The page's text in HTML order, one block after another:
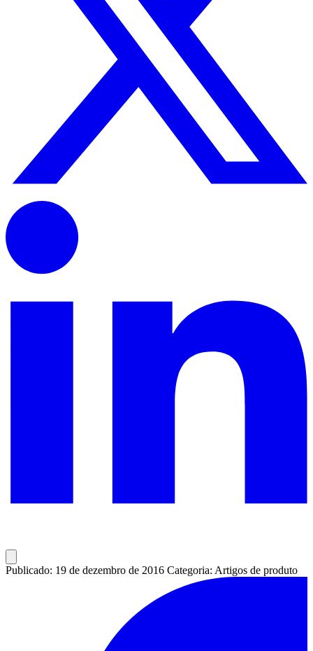
Publicado: 19 de dezembro de 2016 Categoria: Artigos de produto